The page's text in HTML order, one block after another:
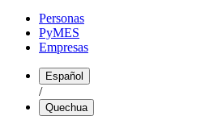
Personas
PyMES
Empresas
Español
/
Quechua